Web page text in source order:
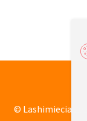
© Lashimiecia 2026